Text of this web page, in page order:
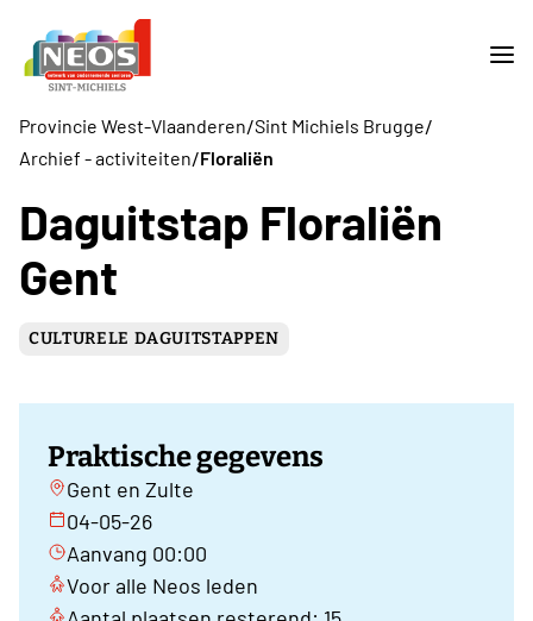
Provincie West-Vlaanderen/Sint Michiels Brugge/
Archief - activiteiten/Floraliën
Daguitstap Floraliën
Gent
CULTURELE DAGUITSTAPPEN
Praktische gegevens
Gent en Zulte
04-05-26
Aanvang 00:00
Voor alle Neos leden